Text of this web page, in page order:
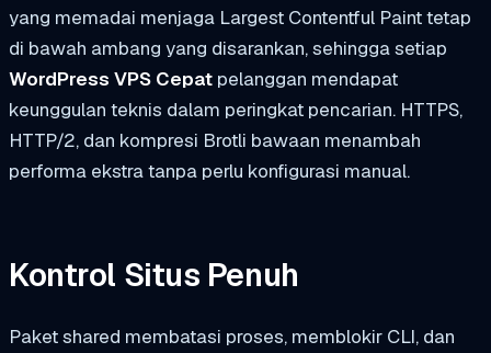
yang memadai menjaga Largest Contentful Paint tetap
di bawah ambang yang disarankan, sehingga setiap
WordPress VPS Cepat pelanggan mendapat
keunggulan teknis dalam peringkat pencarian. HTTPS,
HTTP/2, dan kompresi Brotli bawaan menambah
performa ekstra tanpa perlu konfigurasi manual.
Kontrol Situs Penuh
Paket shared membatasi proses, memblokir CLI, dan